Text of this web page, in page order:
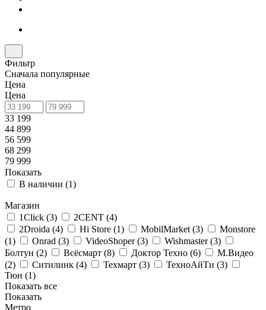
Фильтр
Сначала популярные
Цена
Цена
33 199
44 899
56 599
68 299
79 999
Показать
В наличии (1)
Магазин
1Click (3) 2CENT (4)
2Droida (4) Hi Store (1) MobilMarket (3)
Monstore
(1) Onrad (3) VideoShoper (3) Wishmaster (3)
Болтун (2) Всёсмарт (8) Доктор Техно (6)
М.Видео
(2) Ситилинк (4) Техмарт (3) ТехноАйТи (3)
Тюн (1)
Показать все
Показать
Метро